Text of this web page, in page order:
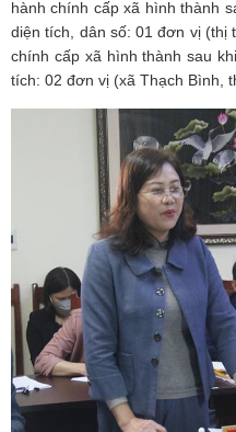
hành chính cấp xã hình thành
diện tích, dân số: 01 đơn vị (thị
chính cấp xã hình thành sau
tích: 02 đơn vị (xã Thạch Bình,